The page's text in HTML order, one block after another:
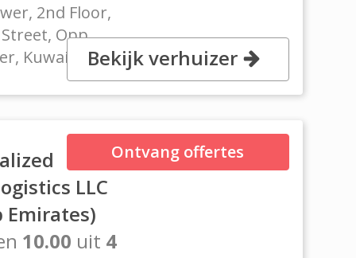
2nd Floor,
Opp.
Kuwait CityBekijk verhuizer
LLC
Emirates)
10.00 uit 4
Ontvang offertes